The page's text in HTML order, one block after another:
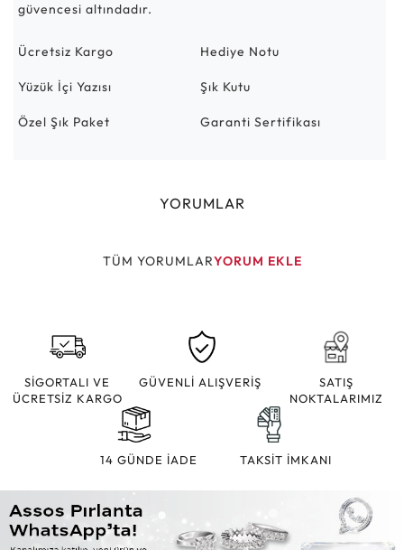
güvencesi altındadır.
Ücretsiz Kargo Hediye Notu
Yüzük İçi Yazısı Şık Kutu
Özel Şık Paket Garanti Sertifikası
YORUMLAR
TÜM YORUMLARYORUM EKLE
SİGORTALI VE
ÜCRETSİZ KARGO
GÜVENLİ ALIŞVERİŞ
SATIŞ
NOKTALARIMIZ
14 GÜNDE İADE TAKSİT İMKANI